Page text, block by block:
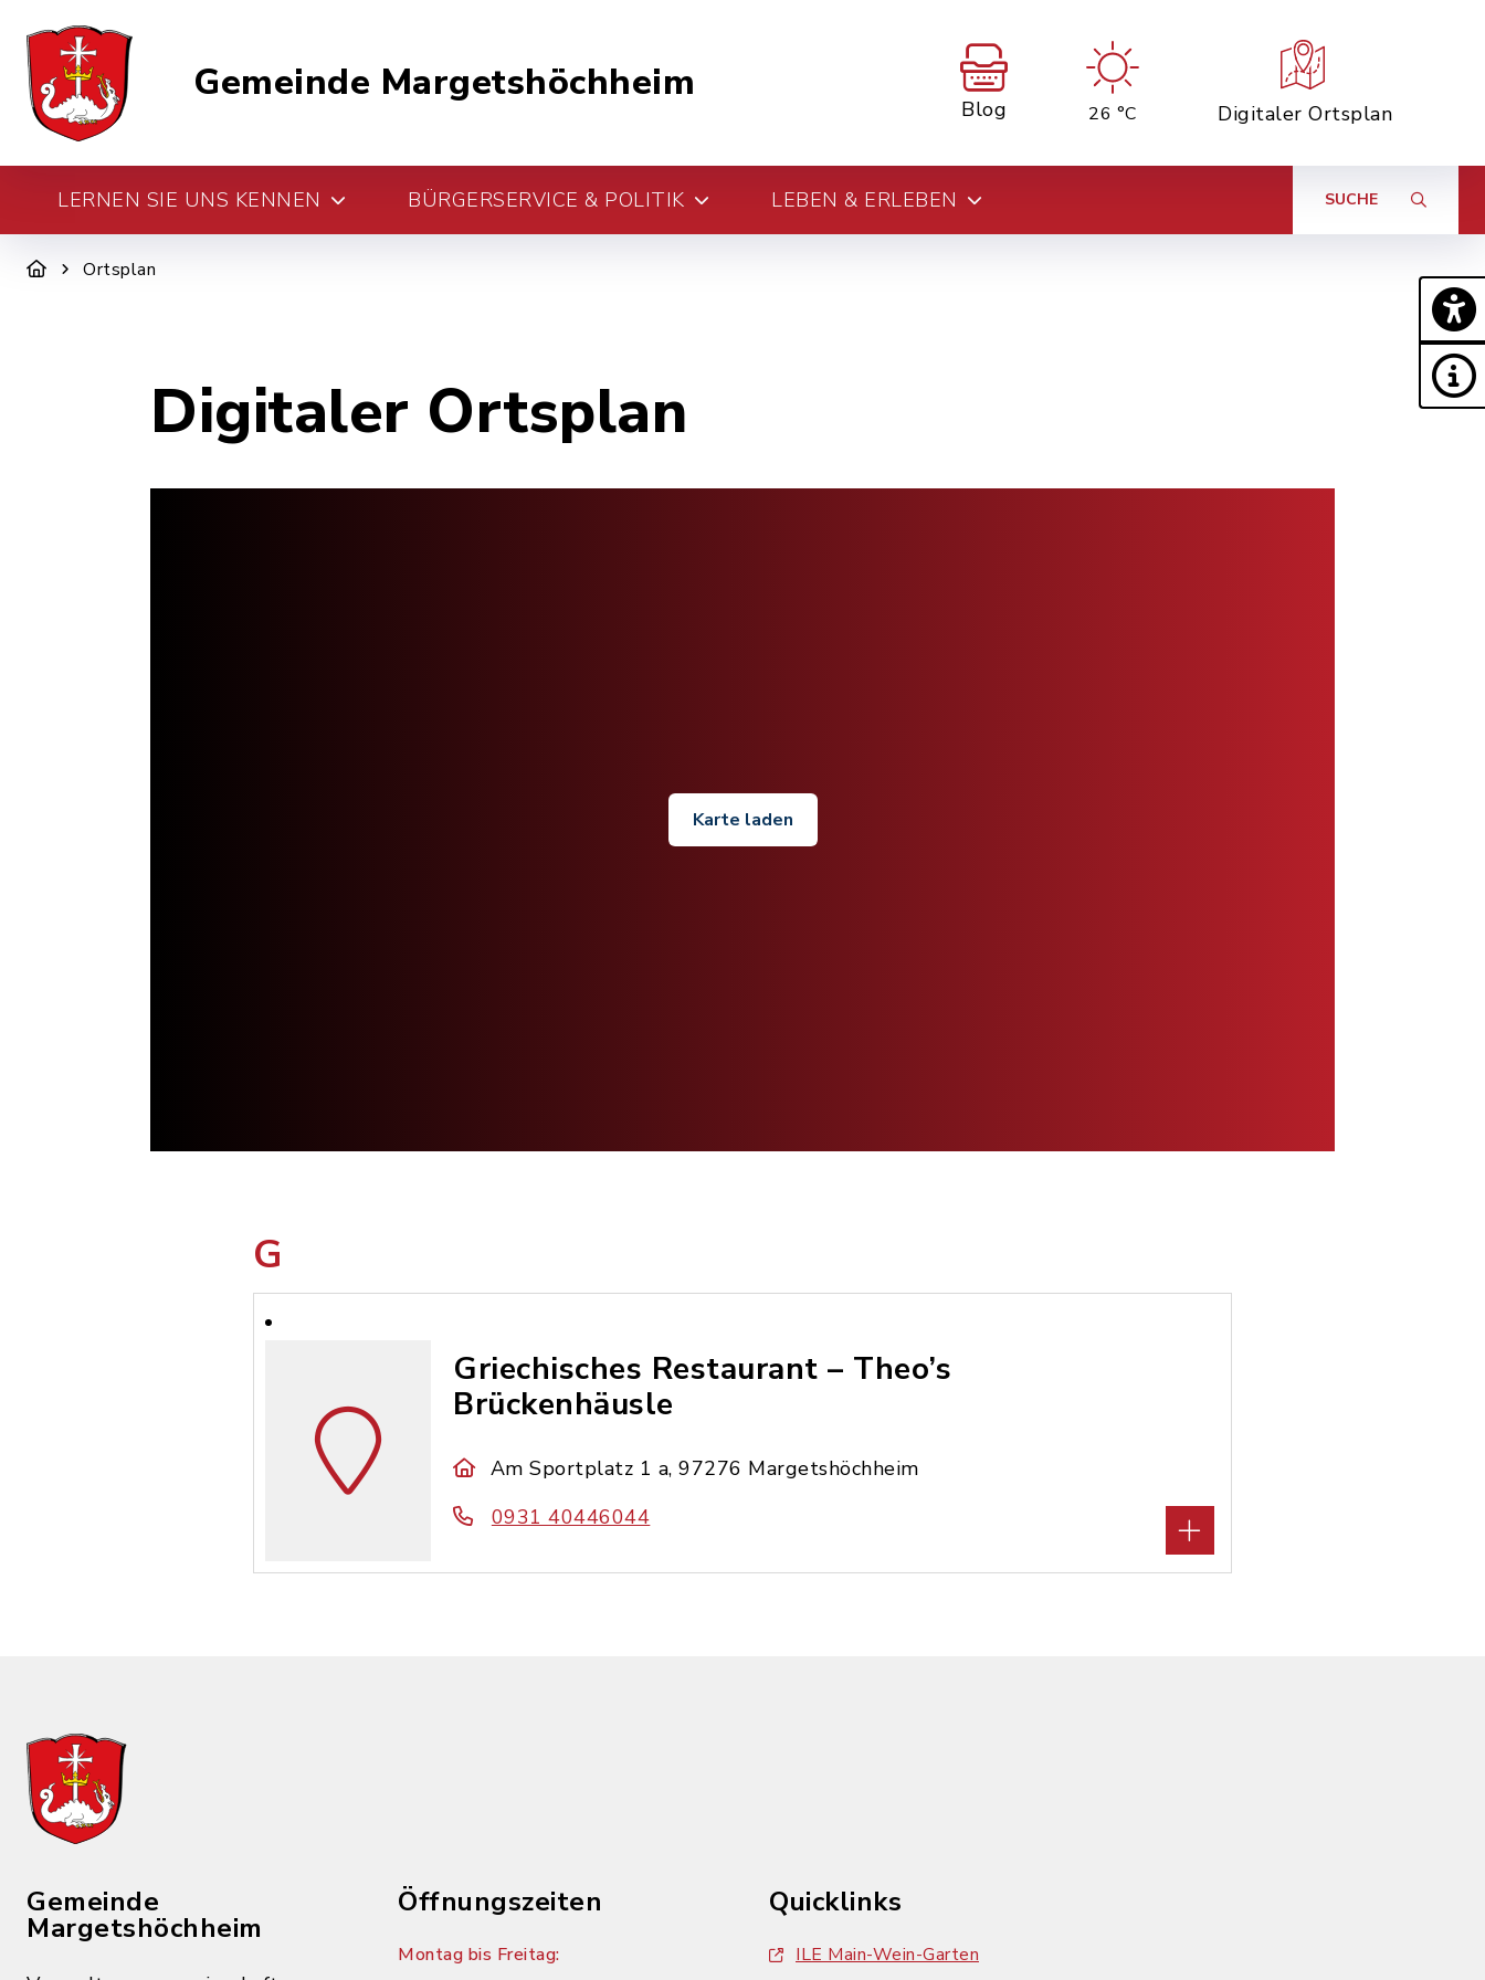
Gemeinde Margetshöchheim
Blog 26 °C Digitaler Ortsplan
LERNEN SIE UNS KENNEN BÜRGERSERVICE & POLITIK LEBEN & ERLEBEN SUCHE
Ortsplan
Digitaler Ortsplan
Karte laden
G
Griechisches Restaurant – Theo’s
Brückenhäusle
Am Sportplatz 1 a, 97276 Margetshöchheim
0931 40446044
Gemeinde
Margetshöchheim
Öffnungszeiten
Montag bis Freitag:
Quicklinks
ILE Main-Wein-Garten